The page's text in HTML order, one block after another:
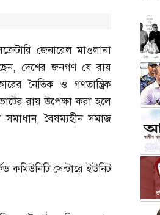
জেনারেল মাওলানা
, দেশের জনগণ যে রায়
নৈতিক ও গণতান্ত্রিক
রায় উপেক্ষা করা হলে
সমাধান,বৈষম্যহীন সমাজ
কমিউনিটি সেন্টারে ইউনিট